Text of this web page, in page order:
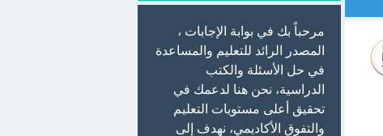
مرحباً بك في بوابة الإجابات ،
المصدر الرائد للتعليم والمساعدة
في حل الأسئلة والكتب
الدراسية، نحن هنا لدعمك في
تحقيق أعلى مستويات التعليم
والتفوق الأكاديمي، نهدف إلى